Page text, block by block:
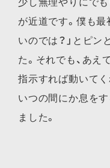
が近道です。僕も最
いのでは？」とピ
た。それでも、あえ
指示すれば動いてく
いつの間にか息を
ました。